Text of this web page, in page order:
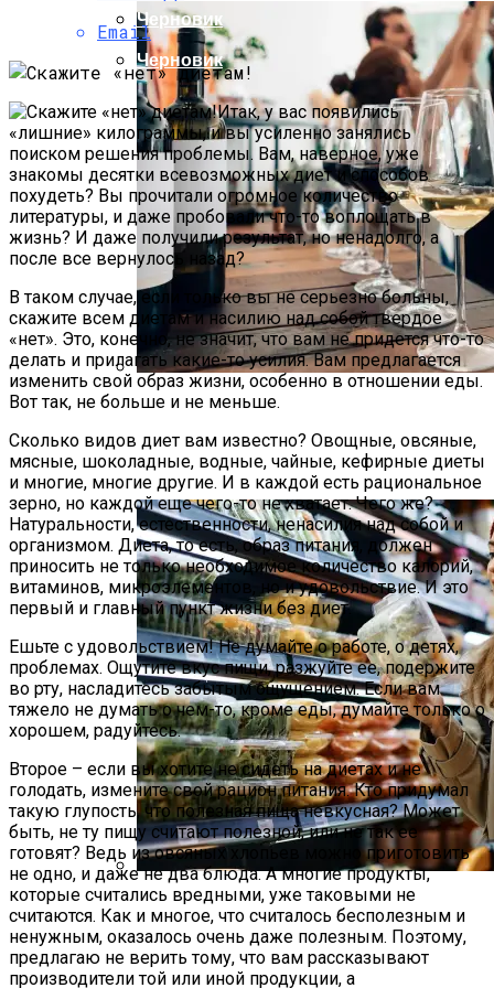
Издательство Simple Wine News
Представили Рейтинг 100 Лучших Вин
России 2023 Года.
Заказывая Доставку Или Покупая
Продукты В Магазинах, Мы Редко
Задумываемся О Том, Насколько Они
Настоящие — И Очень Зря.
Черновик
Черновик
Email
Итак, у вас появились
«лишние» килограммы, и вы усиленно занялись
поиском решения проблемы. Вам, наверное, уже
знакомы десятки всевозможных диет и способов
похудеть? Вы прочитали огромное количество
литературы, и даже пробовали что-то воплощать в
жизнь? И даже получили результат, но ненадолго, а
после все вернулось назад?
В таком случае, если только вы не серьезно больны,
скажите всем диетам и насилию над собой твердое
«нет». Это, конечно, не значит, что вам не придется что-то
делать и прилагать какие-то усилия. Вам предлагается
изменить свой образ жизни, особенно в отношении еды.
Вот так, не больше и не меньше.
Сколько видов диет вам известно? Овощные, овсяные,
мясные, шоколадные, водные, чайные, кефирные диеты
и многие, многие другие. И в каждой есть рациональное
зерно, но каждой еще чего-то не хватает. Чего же?
Натуральности, естественности, ненасилия над собой и
организмом. Диета, то есть, образ питания, должен
приносить не только необходимое количество калорий,
витаминов, микроэлементов, но и удовольствие. И это
первый и главный пункт жизни без диет.
Ешьте с удовольствием! Не думайте о работе, о детях,
проблемах. Ощутите вкус пищи, разжуйте ее, подержите
во рту, насладитесь забытым ощущением. Если вам
тяжело не думать о чем-то, кроме еды, думайте только о
хорошем, радуйтесь.
Второе – если вы хотите не сидеть на диетах и не
голодать, измените свой рацион питания. Кто придумал
такую глупость, что полезная пища невкусная? Может
быть, не ту пищу считают полезной, или не так ее
готовят? Ведь из овсяных хлопьев можно приготовить
не одно, и даже не два блюда. А многие продукты,
которые считались вредными, уже таковыми не
считаются. Как и многое, что считалось бесполезным и
ненужным, оказалось очень даже полезным. Поэтому,
предлагаю не верить тому, что вам рассказывают
производители той или иной продукции, а